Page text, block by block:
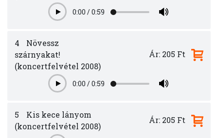
Play0:00 /0:59
4
Növessz
szárnyakat!
(koncertfelvétel 2008)
Play0:00 /0:59
Ár: 205 Ft
5
Kis kece lányom
(koncertfelvétel 2008)
Ár: 205 Ft